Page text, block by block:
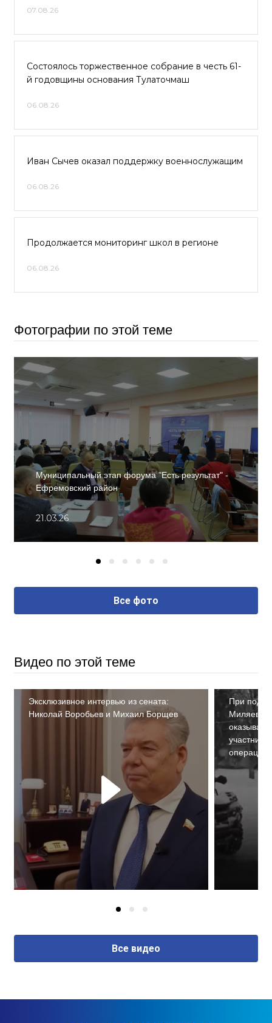
07.08.26
Состоялось торжественное собрание в честь 61-
й годовщины основания Тулаточмаш
06.08.26
Иван Сычев оказал поддержку военнослужащим
06.08.26
Продолжается мониторинг школ в регионе
06.08.26
Фотографии по этой теме
Муниципальный этап форума "Есть результат" -
Ефремовский район
21.03.26
Все фото
Видео по этой теме
Эксклюзивное интервью из сената:
Николай Воробьев и Михаил Борщев
При
Миляева
операции
Все видео